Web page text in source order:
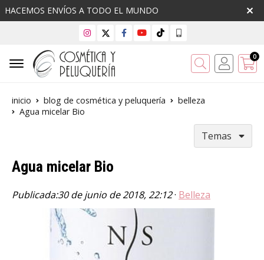
HACEMOS ENVÍOS A TODO EL MUNDO
Buscar 0
inicio blog de cosmética y peluquería
belleza
Agua micelar Bio
Temas
Agua micelar Bio
Publicada:30 de junio de 2018, 22:12· Belleza